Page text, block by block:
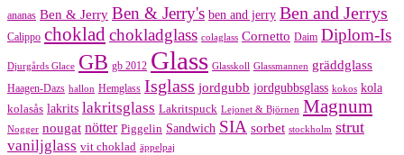
ananas Ben & Jerry Ben & Jerry's ben and jerry Ben and Jerrys
Calippo choklad chokladglass colaglass Cornetto Daim Diplom-Is
Djurgårds Glace GB gb 2012 Glass Glasskoll Glassmannen gräddglass
Haagen-Dazs hallon Hemglass Isglass jordgubb jordgubbsglass kokos kola
kolasås lakrits lakritsglass Lakritspuck Lejonet & Björnen Magnum
Nogger nougat nötter Piggelin Sandwich SIA sorbet stockholm strut
vaniljglass vit choklad äppelpaj